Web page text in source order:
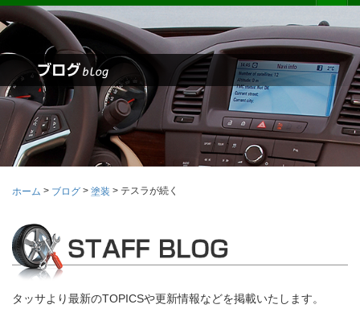
ホーム > ブログ > 塗装 > テスラが続く
タッサより最新のTOPICSや更新情報などを掲載いたします。